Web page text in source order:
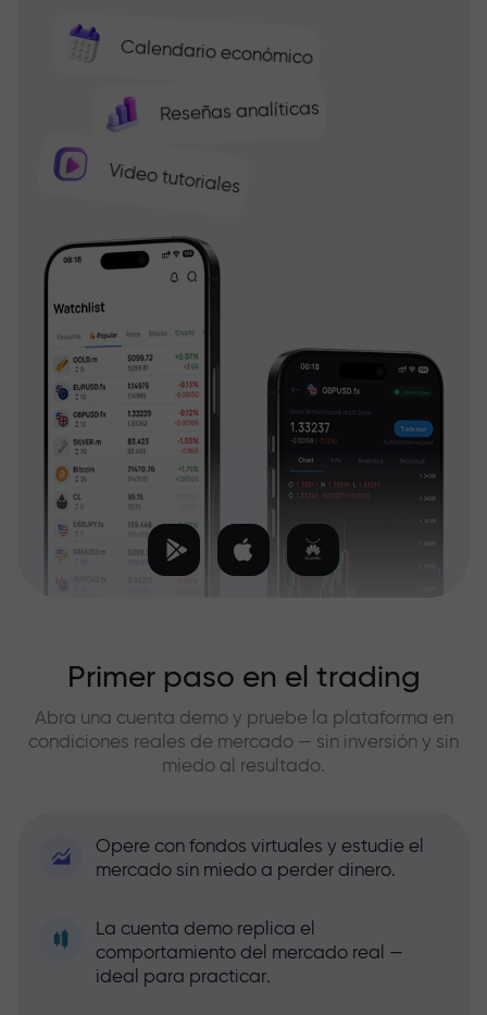
Calendario económico
Reseñas analíticas
Video tutoriales
Primer paso en el trading
Abra una cuenta demo y pruebe la plataforma en
condiciones reales de mercado — sin inversión y sin
miedo al resultado.
Opere con fondos virtuales y estudie el
mercado sin miedo a perder dinero.
La cuenta demo replica el
comportamiento del mercado real —
ideal para practicar.